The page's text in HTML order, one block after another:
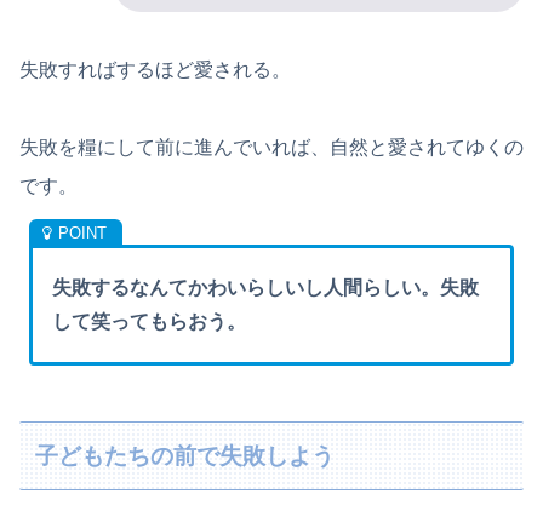
失敗すればするほど愛される。
失敗を糧にして前に進んでいれば、自然と愛されてゆくの
です。
失敗するなんてかわいらしいし人間らしい。失敗
して笑ってもらおう。
子どもたちの前で失敗しよう